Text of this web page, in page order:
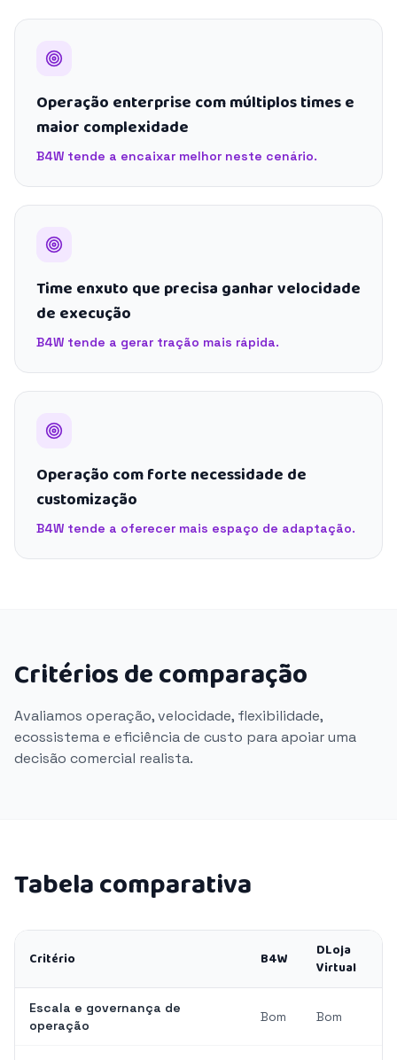
Operação enterprise com múltiplos times e
maior complexidade
B4W tende a encaixar melhor neste cenário.
Time enxuto que precisa ganhar velocidade
de execução
B4W tende a gerar tração mais rápida.
Operação com forte necessidade de
customização
B4W tende a oferecer mais espaço de adaptação.
Critérios de comparação
Avaliamos operação, velocidade, flexibilidade,
ecossistema e eficiência de custo para apoiar uma
decisão comercial realista.
Tabela comparativa
Critério B4W
DLoja
Virtual
Escala e governança de
operação
Bom Bom